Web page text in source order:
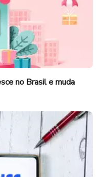
no Brasil e muda